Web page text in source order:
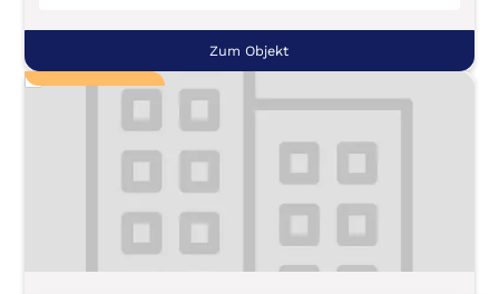
Zum Objekt